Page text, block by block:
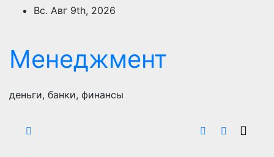
ПерейтиВс. Авг 9th, 2026
Менеджмент
деньги, банки, финансы